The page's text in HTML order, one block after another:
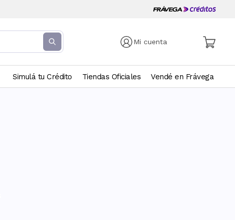
Mi cuenta
Simulá tu Crédito Tiendas Oficiales Vendé en Frávega